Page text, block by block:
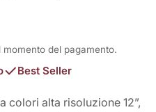
del pagamento.
Best Seller
colori alta risoluzione 12”,